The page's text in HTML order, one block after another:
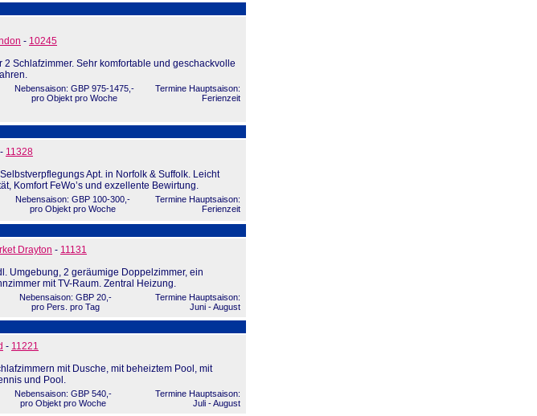
- 10245
Schlafzimmer. Sehr komfortable und geschackvolle
Nebensaison: GBP 975-1475,-
pro Objekt pro Woche
Termine Hauptsaison:
Ferienzeit
- 11328
Apt. in Norfolk & Suffolk. Leicht
Komfort FeWo’s und exzellente Bewirtung.
Nebensaison: GBP 100-300,-
pro Objekt pro Woche
Termine Hauptsaison:
Ferienzeit
Drayton - 11131
Umgebung, 2 geräumige Doppelzimmer, ein
mit TV-Raum. Zentral Heizung.
Nebensaison: GBP 20,-
pro Pers. pro Tag
Termine Hauptsaison:
Juni - August
- 11221
mit Dusche, mit beheiztem Pool, mit
und Pool.
Nebensaison: GBP 540,-
pro Objekt pro Woche
Termine Hauptsaison:
Juli - August